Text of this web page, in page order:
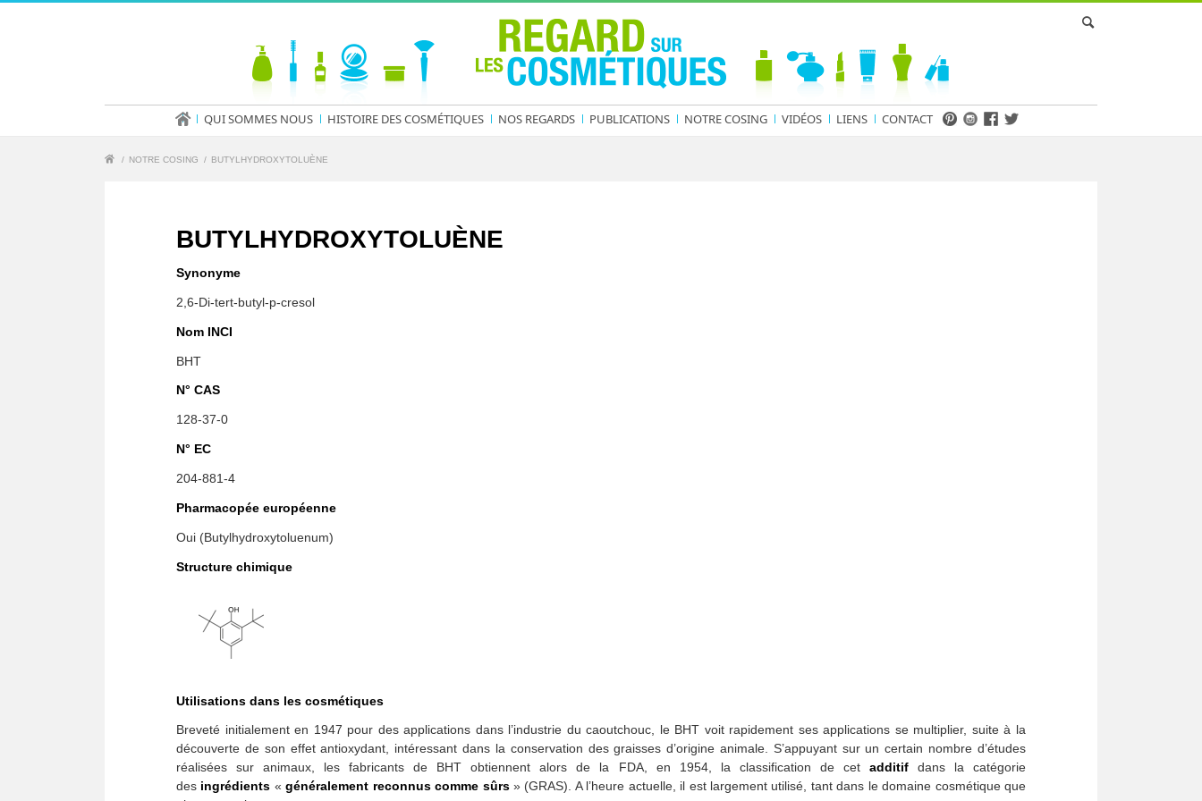
QUI SOMMES NOUS HISTOIRE DES COSMÉTIQUES NOS REGARDS PUBLICATIONS NOTRE COSING VIDÉOS LIENS CONTACT
/ NOTRE COSING / BUTYLHYDROXYTOLUÈNE
BUTYLHYDROXYTOLUÈNE
Synonyme
2,6-Di-tert-butyl-p-cresol
Nom INCI
BHT
N° CAS
128-37-0
N° EC
204-881-4
Pharmacopée européenne
Oui (Butylhydroxytoluenum)
Structure chimique
Utilisations dans les cosmétiques
Breveté initialement en 1947 pour des applications dans l’industrie du caoutchouc, le BHT voit rapidement ses applications se multiplier, suite à la
découverte de son effet antioxydant, intéressant dans la conservation des graisses d’origine animale. S’appuyant sur un certain nombre d’études
réalisées sur animaux, les fabricants de BHT obtiennent alors de la FDA, en 1954, la classification de cet additifdans la catégorie
des ingrédients «généralement reconnus comme sûrs» (GRAS). A l’heure actuelle, il est largement utilisé, tant dans le domaine cosmétique que